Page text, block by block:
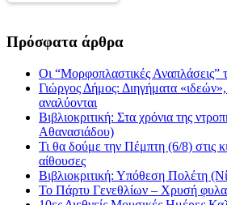
Πρόσφατα άρθρα
Οι “Μορφοπλαστικές
Γιώργος Δήμος: Διηγήματα «ιδεών»,
αναλύονται
Βιβλιοκριτική: Στα χρόνια της
Αθανασιάδου)
Τι θα δούμε την Πέμπτη (6/8) στις
αίθουσες
Βιβλιοκριτική: Υπόθεση Πολέτη
Το Πάρτυ Γενεθλίων – Χρυσή